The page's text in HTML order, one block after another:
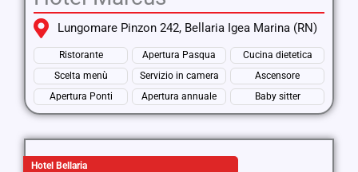
Lungomare Pinzon 242, Bellaria Igea Marina (RN)
Ristorante Apertura Pasqua
Cucina dietetica
Scelta menù
Servizio in camera
Ascensore
Apertura Ponti
Apertura annuale Baby sitter
Hotel Bellaria